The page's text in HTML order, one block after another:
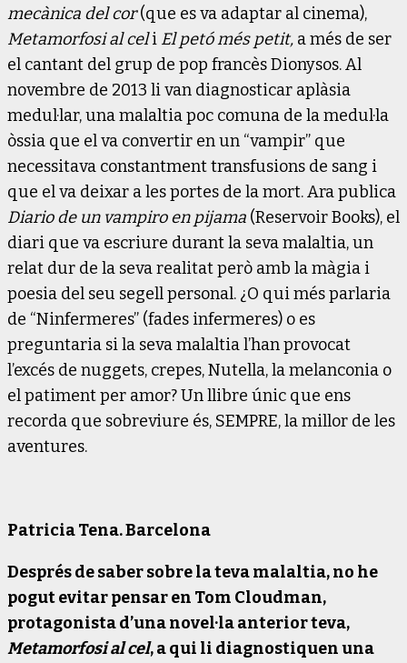
mecànica del cor(que es va adaptar al cinema),
Metamorfosi al celi El petó més petit, a més de ser
el cantant del grup de pop francès Dionysos. Al
novembre de 2013 li van diagnosticar aplàsia
medul·lar, una malaltia poc comuna de la medul·la
òssia que el va convertir en un “vampir” que
necessitava constantment transfusions de sang i
que el va deixar a les portes de la mort. Ara publica
Diario de un vampiro en pijama (Reservoir Books), el
diari que va escriure durant la seva malaltia, un
relat dur de la seva realitat però amb la màgia i
poesia del seu segell personal. ¿O qui més parlaria
de “Ninfermeres” (fades infermeres) o es
preguntaria si la seva malaltia l’han provocat
l’excés de nuggets, crepes, Nutella, la melanconia o
el patiment per amor? Un llibre únic que ens
recorda que sobreviure és, SEMPRE, la millor de les
aventures.
Patricia Tena. Barcelona
Després de saber sobre la teva malaltia, no he
pogut evitar pensar en Tom Cloudman,
protagonista d’una novel·la anterior teva,
Metamorfosi al cel, a qui li diagnostiquen una